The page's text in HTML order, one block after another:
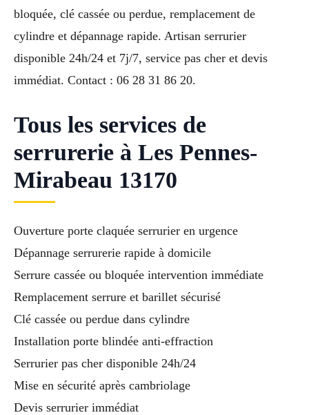
bloquée, clé cassée ou perdue, remplacement de
cylindre et dépannage rapide. Artisan serrurier
disponible 24h/24 et 7j/7, service pas cher et devis
immédiat. Contact : 06 28 31 86 20.
Tous les services de
serrurerie à Les Pennes-
Mirabeau 13170
Ouverture porte claquée serrurier en urgence
Dépannage serrurerie rapide à domicile
Serrure cassée ou bloquée intervention immédiate
Remplacement serrure et barillet sécurisé
Clé cassée ou perdue dans cylindre
Installation porte blindée anti-effraction
Serrurier pas cher disponible 24h/24
Mise en sécurité après cambriolage
Devis serrurier immédiat